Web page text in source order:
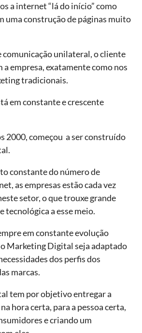
a internet “lá do início” como
uma construção de páginas muito
comunicação unilateral, o cliente
a empresa, exatamente como nos
tradicionais.
em constante e crescente
2000, começou a ser construído
constante do número de
as empresas estão cada vez
setor, o que trouxe grande
tecnológica a esse meio.
em constante evolução
Marketing Digital seja adaptado
dos perfis dos
marcas.
tem por objetivo entregar a
hora certa, para a pessoa certa,
e criando um